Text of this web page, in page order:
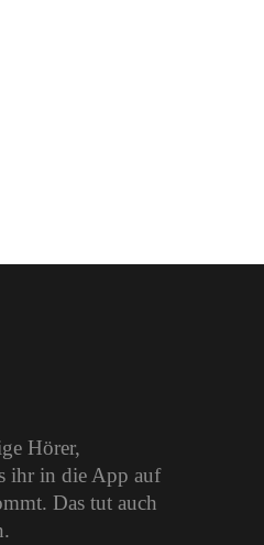
Hörer,
ihr in die App auf
Das tut auch